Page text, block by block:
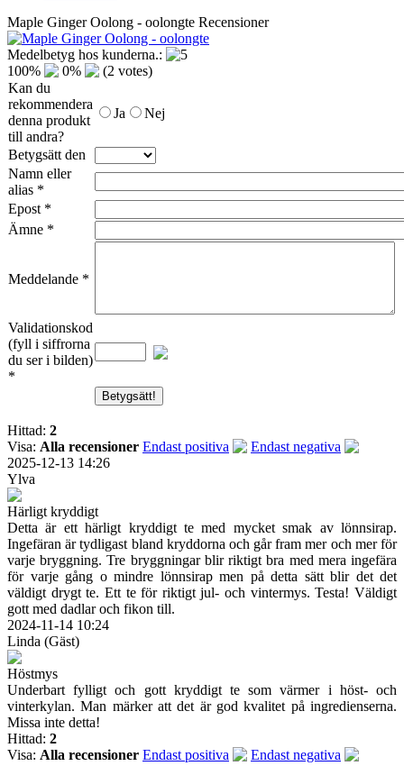
Maple Ginger Oolong - oolongte Recensioner
Medelbetyg hos kunderna.:
100%
0%
(2 votes)
Kan du
rekommendera
denna produkt
till andra?
Ja Nej
Betygsätt den
Namn eller
alias *
Epost *
Ämne *
Meddelande *
Validationskod
(fyll i siffrorna
du ser i bilden)
*
Hittad: 2
Visa: Alla recensioner Endast positiva
Endast negativa
2025-12-13 14:26
Ylva
Härligt kryddigt
Detta är ett härligt kryddigt te med mycket smak av lönnsirap.
Ingefäran är tydligast bland kryddorna och går fram mer och mer för
varje bryggning. Tre bryggningar blir riktigt bra med mera ingefära
för varje gång o mindre lönnsirap men på detta sätt blir det det
väldigt drygt te. Ett te för riktigt jul- och vintermys. Testa! Väldigt
gott med dadlar och fikon till.
2024-11-14 10:24
Linda (Gäst)
Höstmys
Underbart fylligt och gott kryddigt te som värmer i höst- och
vinterkylan. Man märker att det är god kvalitet på ingredienserna.
Missa inte detta!
Hittad: 2
Visa: Alla recensioner Endast positiva Endast negativa